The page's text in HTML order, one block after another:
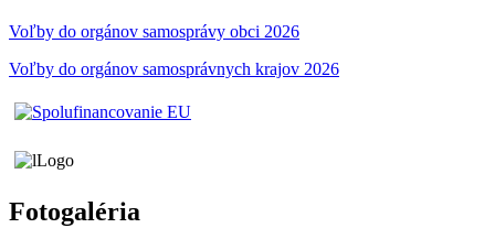
Voľby do orgánov samosprávy obci 2026
Voľby do orgánov samosprávnych krajov 2026
Fotogaléria